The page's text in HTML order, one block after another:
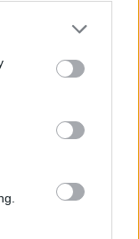
to third parties
or more Google
including but
You may click to
party tags to